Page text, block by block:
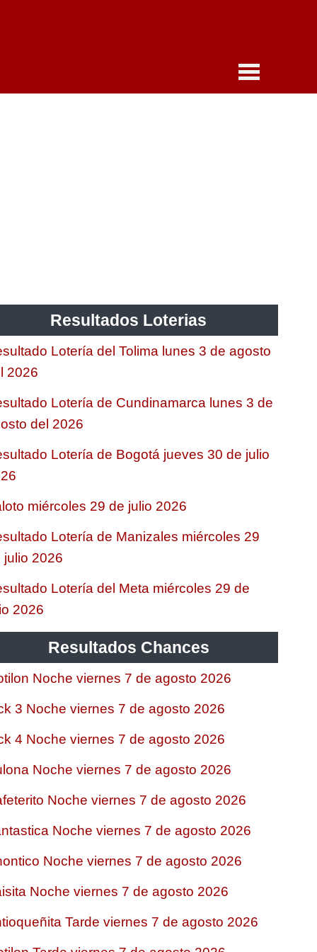
Resultados Loterias
Lotería del Tolima lunes 3 de agosto
2026
Lotería de Cundinamarca lunes 3 de
del 2026
Lotería de Bogotá jueves 30 de julio
miércoles 29 de julio 2026
Lotería de Manizales miércoles 29
julio 2026
Lotería del Meta miércoles 29 de
2026
Resultados Chances
Noche viernes 7 de agosto 2026
3 Noche viernes 7 de agosto 2026
4 Noche viernes 7 de agosto 2026
Noche viernes 7 de agosto 2026
Noche viernes 7 de agosto 2026
Noche viernes 7 de agosto 2026
Noche viernes 7 de agosto 2026
Noche viernes 7 de agosto 2026
Tarde viernes 7 de agosto 2026